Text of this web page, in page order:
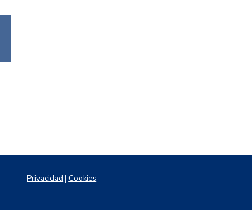
Privacidad | Cookies